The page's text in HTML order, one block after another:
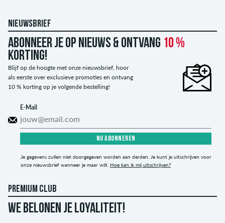
NIEUWSBRIEF
Abonneer je op nieuws & ontvang 10 %
korting!
Blijf op de hoogte met onze nieuwsbrief, hoor
als eerste over exclusieve promoties en ontvang
10 % korting op je volgende bestelling!
E-Mail
NU ABONNEREN
Je gegevens zullen niet doorgegeven worden aan derden. Je kunt je uitschrijven voor
onze nieuwsbrief wanneer je maar wilt. Hoe kan ik mij uitschrijven?
PREMIUM CLUB
WE BELONEN JE LOYALITEIT!